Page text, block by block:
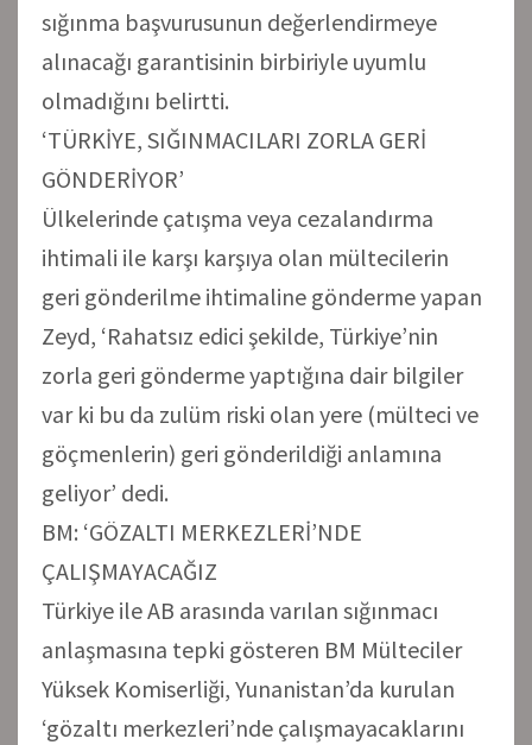
sığınma başvurusunun değerlendirmeye
alınacağı garantisinin birbiriyle uyumlu
olmadığını belirtti.
‘TÜRKİYE, SIĞINMACILARI ZORLA GERİ
GÖNDERİYOR’
Ülkelerinde çatışma veya cezalandırma
ihtimali ile karşı karşıya olan mültecilerin
geri gönderilme ihtimaline gönderme yapan
Zeyd, ‘Rahatsız edici şekilde, Türkiye’nin
zorla geri gönderme yaptığına dair bilgiler
var ki bu da zulüm riski olan yere (mülteci ve
göçmenlerin) geri gönderildiği anlamına
geliyor’ dedi.
BM: ‘GÖZALTI MERKEZLERİ’NDE
ÇALIŞMAYACAĞIZ
Türkiye ile AB arasında varılan sığınmacı
anlaşmasına tepki gösteren BM Mülteciler
Yüksek Komiserliği, Yunanistan’da kurulan
‘gözaltı merkezleri’nde çalışmayacaklarını